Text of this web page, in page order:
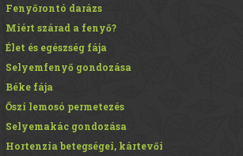
Fenyőrontó darázs
Miért szárad a fenyő?
Élet és egészség fája
Selyemfenyő gondozása
Béke fája
Őszi lemosó permetezés
Selyemakác gondozása
Hortenzia betegségei, kártevői